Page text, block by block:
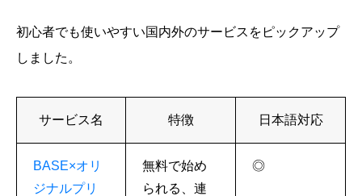
初心者でも使いやすい国内外のサービスをピックアップ
しました。
サービス名 特徴 日本語対応
BASE×オリ
ジナルプリ
無料で始め
られる、連
◎